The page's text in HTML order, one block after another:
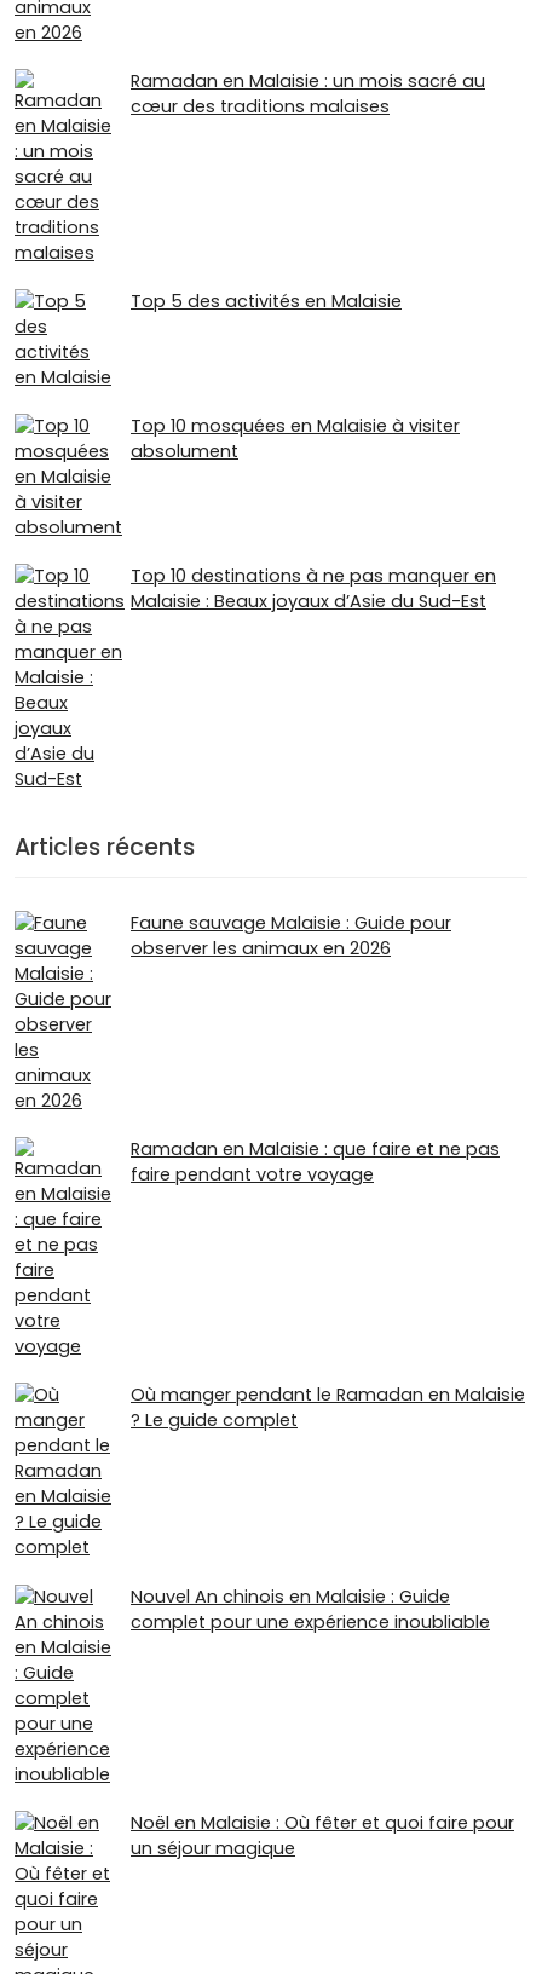
Ramadan en Malaisie : un mois sacré au
cœur des traditions malaises
Top 5 des activités en Malaisie
Top 10 mosquées en Malaisie à visiter
absolument
Top 10 destinations à ne pas manquer en
Malaisie : Beaux joyaux d’Asie du Sud-Est
Articles récents
Faune sauvage Malaisie : Guide pour
observer les animaux en 2026
Ramadan en Malaisie : que faire et ne pas
faire pendant votre voyage
Où manger pendant le Ramadan en Malaisie
? Le guide complet
Nouvel An chinois en Malaisie : Guide
complet pour une expérience inoubliable
Noël en Malaisie : Où fêter et quoi faire pour
un séjour magique